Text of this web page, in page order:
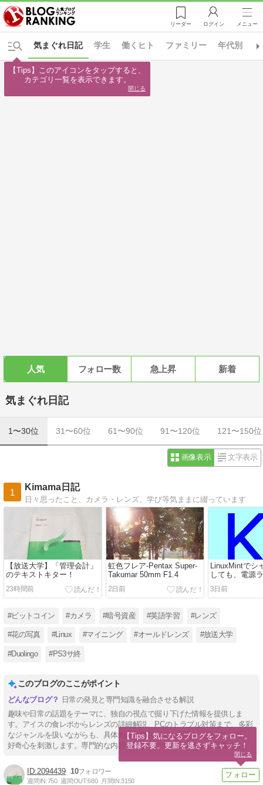
リーダー ログイン メニュー
学生 働くヒト ファミリー 年代別
気まぐれ日記
人気 フォロー数 急上昇 新着
気まぐれ日記
1〜30位 31〜60位 61〜90位 91〜120位 121〜150位
画像表示 文字表示
1
Kimama日記
日々思ったこと、カメラ・レンズ、学び等気ままに綴っています
【放送大学】「管理会計」
のテキストキター！
23時間前
虹色フレア-Pentax Super-
Takumar 50mm F1.4
2日前
LinuxMintでシ
しても、電源
ない！
3日前
#ビットコイン #カメラ #暗号資産 #英語学習 #レンズ
#花の写真 #Linux #マイニング #オールドレンズ #放送大学
#Duolingo #PS3サ終
このブログのここがポイント
日常の発見と専門知識を融合させる解説
趣味や日常の話題をテーマに、独自の視点で掘り下げた情報を提供しま
す。アイスの食レポからレンズの詳細解説、PCのトラブル対策まで、多彩
なジャンルを扱いながらも、具体的かつ読みやすい表現を心掛けており、
好奇心を刺激します。専門的な内容を分かりやすく伝えるのが特徴です。
2094439 10
週間IN:750 週間OUT:680 月間IN:3150
【Tips】このアイコンをタップすると、
カテゴリ一覧を表示できます。
閉じる
【Tips】気になるブログをフォロー。
登録不要。更新を逃さずキャッチ！
閉じる